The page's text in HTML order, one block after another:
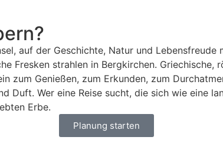
auf der Geschichte, Natur und
Fresken strahlen in Bergkirchen.
Genießen, zum Erkunden, zum
Duft. Wer eine Reise sucht, die sich wie eine
Erbe.
Planung starten